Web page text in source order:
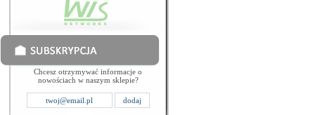
Chcesz otrzymywać informacje o
nowościach w naszym sklepie?